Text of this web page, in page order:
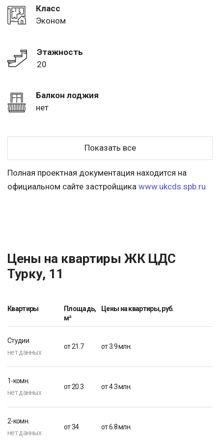
Класс
Эконом
Этажность
20
Балкон лоджия
нет
Показать все
Полная проектная документация находится на
официальном сайте застройщика www.ukcds.spb.ru
Цены на квартиры ЖК ЦДС
Турку, 11
Квартиры
Площадь,
м²
Цены на квартиры, руб.
Студии
нет данных
от 21.7 от 3.9 млн.
1-комн.
нет данных
от 20.3 от 4.3 млн.
2-комн.
нет данных
от 34 от 6.8 млн.